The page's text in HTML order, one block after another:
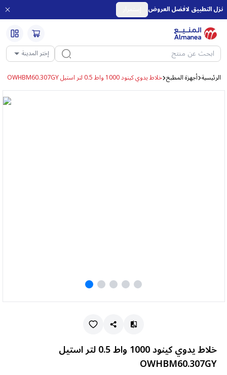
نزل التطبيق لافضل العروض
إختر المدينة
الرئيسية أجهزة المطبخ خلاط يدوي كينود 1000 واط 0.5 لتر استيل OWHBM60.307GY
خلاط يدوي كينود 1000 واط 0.5 لتر استيل
OWHBM60.307GY